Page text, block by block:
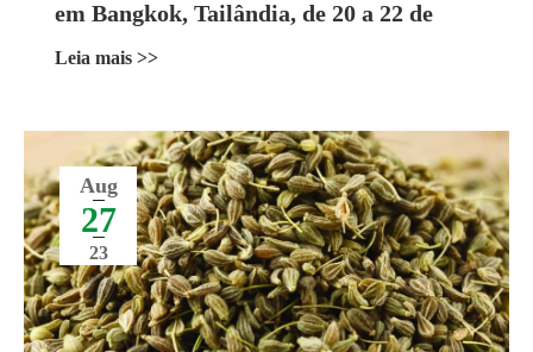
em Bangkok, Tailândia, de 20 a 22 de
setembro de 2023
Leia mais >>
Aug
27
23